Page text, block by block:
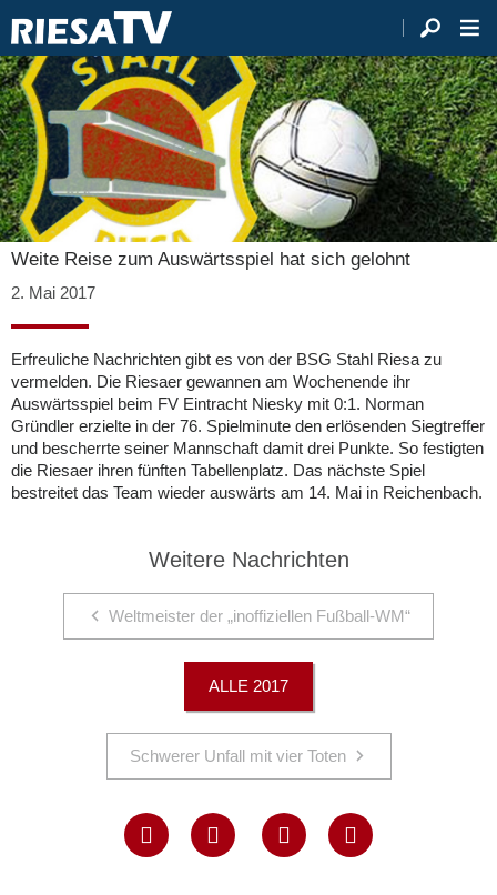
Weite Reise zum Auswärtsspiel hat sich gelohnt
2. Mai 2017
Erfreuliche Nachrichten gibt es von der BSG Stahl Riesa zu
vermelden. Die Riesaer gewannen am Wochenende ihr
Auswärtsspiel beim FV Eintracht Niesky mit 0:1. Norman
Gründler erzielte in der 76. Spielminute den erlösenden Siegtreffer
und bescherrte seiner Mannschaft damit drei Punkte. So festigten
die Riesaer ihren fünften Tabellenplatz. Das nächste Spiel
bestreitet das Team wieder auswärts am 14. Mai in Reichenbach.
Weitere Nachrichten
Weltmeister der „inoffiziellen Fußball-WM“
ALLE 2017
Schwerer Unfall mit vier Toten